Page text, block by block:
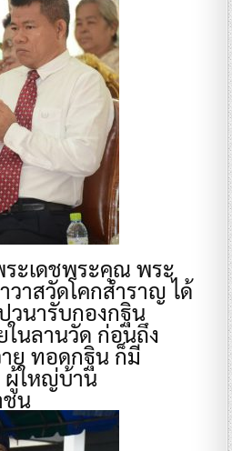
ะเดชพระคุณ พระ
วาสวัดโคกสำราญ ได้
วนารับกองกฐิน
นลานวัด ก่อนถึง
ย ทอดกฐิน ก็มี
ผู้ใหญ่บ้าน
น